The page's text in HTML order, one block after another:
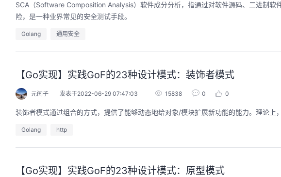
SCA（Software Composition Analysis）软件成分分析，指通过对软件源码、二进制软
险，是一种业界常见的安全测试手段。
Golang 通用安全
【Go实现】实践GoF的23种设计模式：装饰者模式
元闰子 发表于2022-06-29 07:47:03 15838 0 0
装饰者模式通过组合的方式，提供了能够动态地给对象/模块扩展新功能的能力。理论上
Golang http
【Go实现】实践GoF的23种设计模式：原型模式